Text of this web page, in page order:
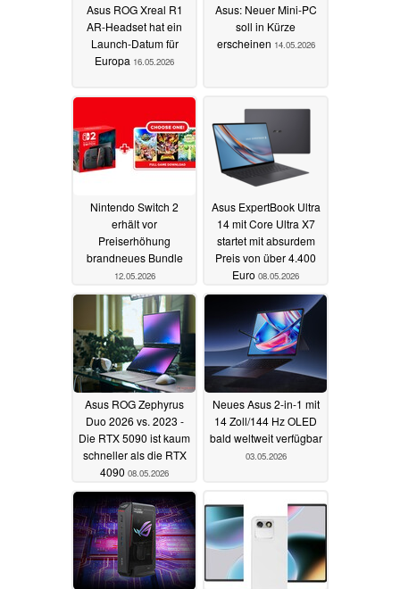
Asus ROG Xreal R1
AR-Headset hat ein
Launch-Datum für
Europa 16.05.2026
Asus: Neuer Mini-PC
soll in Kürze
erscheinen 14.05.2026
Nintendo Switch 2
erhält vor
Preiserhöhung
brandneues Bundle
12.05.2026
Asus ExpertBook Ultra
14 mit Core Ultra X7
startet mit absurdem
Preis von über 4.400
Euro 08.05.2026
Asus ROG Zephyrus
Duo 2026 vs. 2023 -
Die RTX 5090 ist kaum
schneller als die RTX
4090 08.05.2026
Neues Asus 2-in-1 mit
14 Zoll/144 Hz OLED
bald weltweit verfügbar
03.05.2026